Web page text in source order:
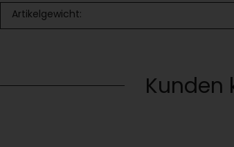
Artikelgewicht:
Kunden